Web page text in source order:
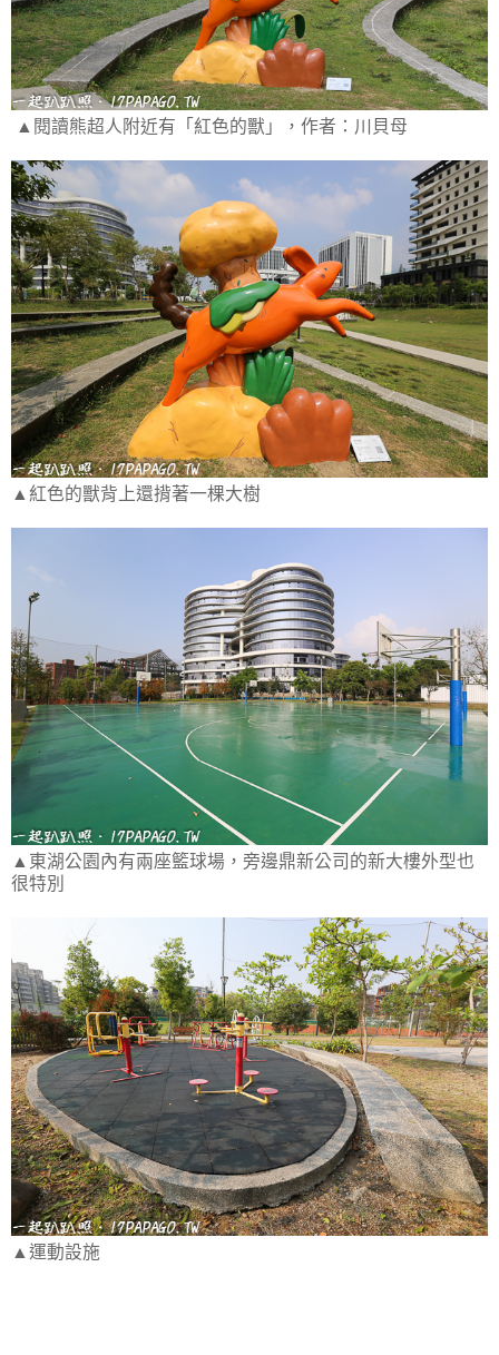
▲閱讀熊超人附近有「紅色的獸」，作者：川貝母
▲紅色的獸背上還揹著一棵大樹
▲東湖公園內有兩座籃球場，旁邊鼎新公司的新大樓外型也
很特別
▲運動設施